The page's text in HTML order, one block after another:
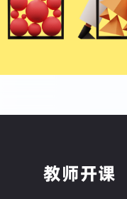
教师开课